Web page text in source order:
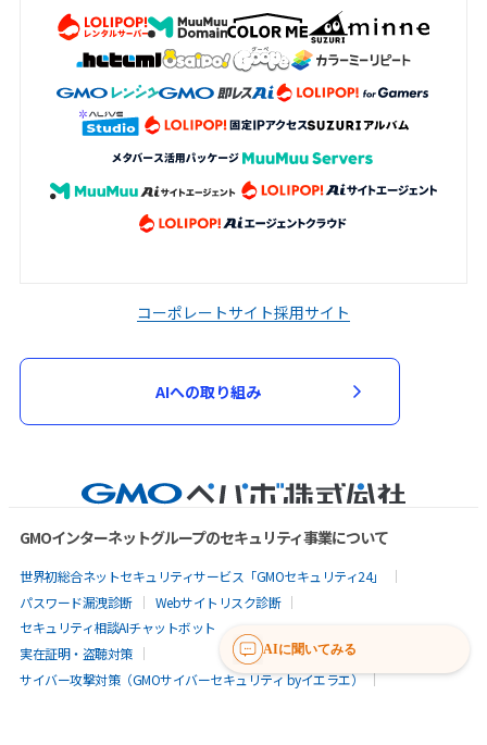
コーポレートサイト採用サイト
AIへの取り組み
GMOインターネットグループのセキュリティ事業について
世界初総合ネットセキュリティサービス「GMOセキュリティ24」
パスワード漏洩診断
Webサイトリスク診断
セキュリティ相談AIチャットボット
実在証明・盗聴対策
サイバー攻撃対策（GMOサイバーセキュリティ byイエラエ）
AIに聞いてみる